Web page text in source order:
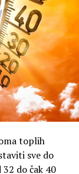
toplih
sve do
do čak 40